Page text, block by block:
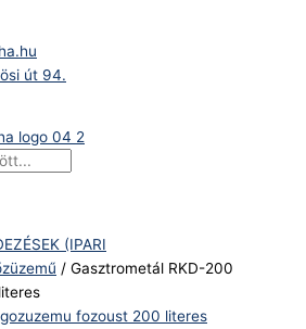
út 94.
(IPARI
/ Gasztrometál RKD-200